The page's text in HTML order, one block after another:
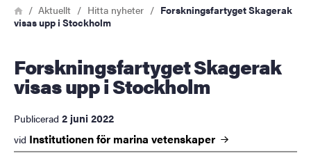
Länkstig
HemAktuellt Hitta nyheter
Forskningsfartyget Skagerak
visas upp i Stockholm
Forskningsfartyget Skagerak
visas upp i Stockholm
Publicerad 2 juni 2022
vid Institutionen för marina vetenskaper